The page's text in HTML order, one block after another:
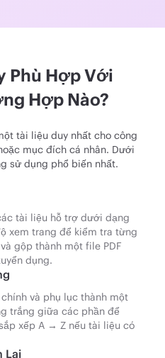
Phù Hợp Với
Hợp Nào?
tài liệu duy nhất cho công
mục đích cá nhân. Dưới
sử dụng phổ biến nhất.
tài liệu hỗ trợ dưới dạng
xem trang để kiểm tra từng
gộp thành một file PDF
dụng.
và phụ lục thành một
trắng giữa các phần để
xếp A → Z nếu tài liệu có
Lai